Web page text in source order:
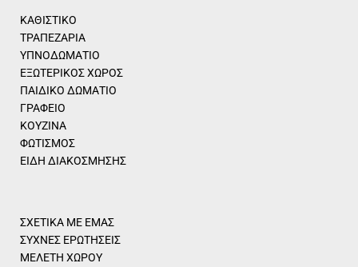
ΚΑΘΙΣΤΙΚΟ
ΤΡΑΠΕΖΑΡΙΑ
ΥΠΝΟΔΩΜΑΤΙΟ
ΕΞΩΤΕΡΙΚΟΣ ΧΩΡΟΣ
ΠΑΙΔΙΚΟ ΔΩΜΑΤΙΟ
ΓΡΑΦΕΙΟ
ΚΟΥΖΙΝΑ
ΦΩΤΙΣΜΟΣ
ΕΙΔΗ ΔΙΑΚΟΣΜΗΣΗΣ
ΣΧΕΤΙΚΑ ΜΕ ΕΜΑΣ
ΣΥΧΝΕΣ ΕΡΩΤΗΣΕΙΣ
ΜΕΛΕΤΗ ΧΩΡΟΥ